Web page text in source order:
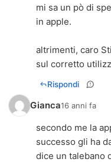
mi sa un pò di
in apple.
altrimenti, caro
sul corretto
Rispondi
Gianca16 anni fa
secondo me la
successo gli ha
dice un talebano